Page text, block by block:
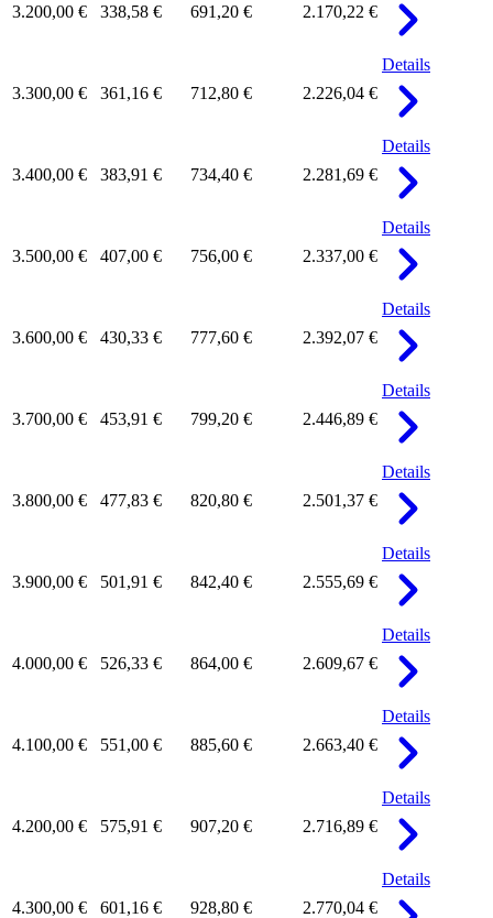
3.200,00 € 338,58 € 691,20 € 2.170,22 €
3.300,00 € 361,16 € 712,80 € 2.226,04 €
Details
3.400,00 € 383,91 € 734,40 € 2.281,69 €
Details
3.500,00 € 407,00 € 756,00 € 2.337,00 €
Details
3.600,00 € 430,33 € 777,60 € 2.392,07 €
Details
3.700,00 € 453,91 € 799,20 € 2.446,89 €
Details
3.800,00 € 477,83 € 820,80 € 2.501,37 €
Details
3.900,00 € 501,91 € 842,40 € 2.555,69 €
Details
4.000,00 € 526,33 € 864,00 € 2.609,67 €
Details
4.100,00 € 551,00 € 885,60 € 2.663,40 €
Details
4.200,00 € 575,91 € 907,20 € 2.716,89 €
Details
4.300,00 € 601,16 € 928,80 € 2.770,04 €
Details